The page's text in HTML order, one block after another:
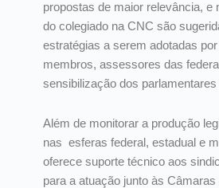
propostas de maior relevância, e
do colegiado na CNC são
estratégias a serem adotadas
membros, assessores das
sensibilização dos
Além de monitorar a produção
nas esferas federal, estadual e
oferece suporte técnico aos
para a atuação junto às Câmaras